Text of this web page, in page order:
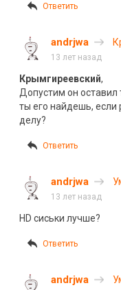
Ответить
andrjwa
13 лет назад
Крымгиреевский,
Допустим он оставил
ты его найдешь, если
делу?
Ответить
andrjwa
13 лет назад
HD cиськи лучше?
Ответить
andrjwa